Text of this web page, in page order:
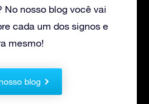
No nosso blog você vai
cada um dos signos e
mesmo!
blog